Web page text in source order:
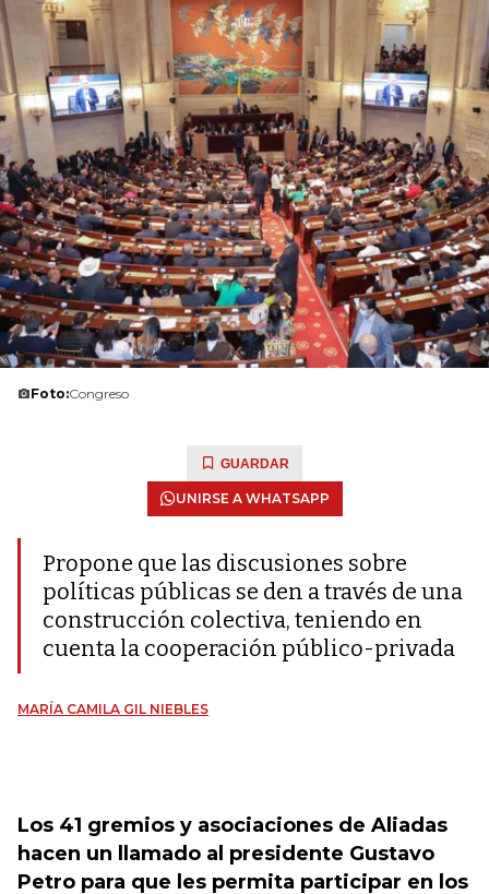
Foto:Congreso
GUARDAR
UNIRSE A WHATSAPP
Propone que las discusiones sobre
políticas públicas se den a través de una
construcción colectiva, teniendo en
cuenta la cooperación público-privada
MARÍA CAMILA GIL NIEBLES
Los 41 gremios y asociaciones de Aliadas
hacen un llamado al presidente Gustavo
Petro para que les permita participar en los